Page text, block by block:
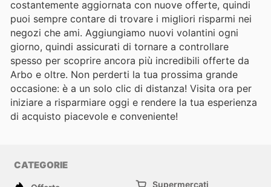
costantemente aggiornata con nuove offerte, quindi
puoi sempre contare di trovare i migliori risparmi nei
negozi che ami. Aggiungiamo nuovi volantini ogni
giorno, quindi assicurati di tornare a controllare
spesso per scoprire ancora più incredibili offerte da
Arbo e oltre. Non perderti la tua prossima grande
occasione: è a un solo clic di distanza! Visita ora per
iniziare a risparmiare oggi e rendere la tua esperienza
di acquisto piacevole e conveniente!
CATEGORIE
Supermercati